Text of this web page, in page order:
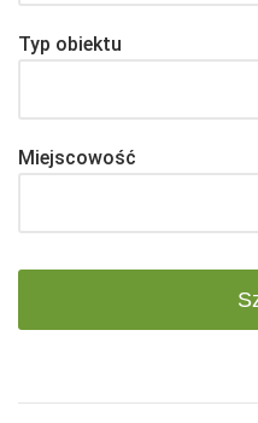
Typ obiektu
Miejscowość